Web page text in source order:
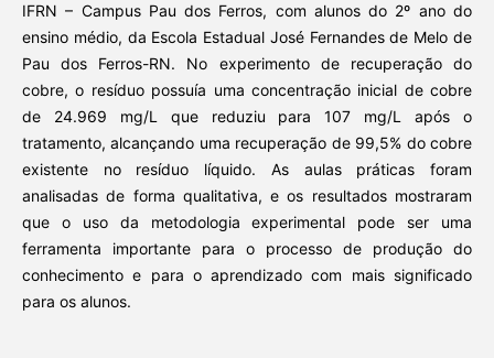
IFRN – Campus Pau dos Ferros, com alunos do 2º ano do
ensino médio, da Escola Estadual José Fernandes de Melo de
Pau dos Ferros-RN. No experimento de recuperação do
cobre, o resíduo possuía uma concentração inicial de cobre
de 24.969 mg/L que reduziu para 107 mg/L após o
tratamento, alcançando uma recuperação de 99,5% do cobre
existente no resíduo líquido. As aulas práticas foram
analisadas de forma qualitativa, e os resultados mostraram
que o uso da metodologia experimental pode ser uma
ferramenta importante para o processo de produção do
conhecimento e para o aprendizado com mais significado
para os alunos.